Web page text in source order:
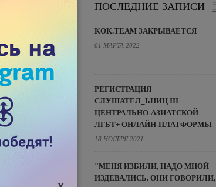
ПОСЛЕДНИЕ ЗАПИСИ
KOK.TEAM ЗАКРЫВАЕТСЯ
01 МАРТА 2022
РЕГИСТРАЦИЯ
СЛУШАТЕЛ_ЬНИЦ III
ЦЕНТРАЛЬНО-АЗИАТСКОЙ
ЛГБТ+ ОНЛАЙН-ПЛАТФОРМЫ
18 НОЯБРЯ 2021
"МЕНЯ ИЗБИЛИ, НАДО МНОЙ
ИЗДЕВАЛИСЬ. ОНИ ГОВОРИЛИ,